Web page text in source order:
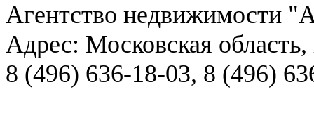
Агентство недвижимости
Адрес: Московская
8 (496) 636-18-03, 8 (496)